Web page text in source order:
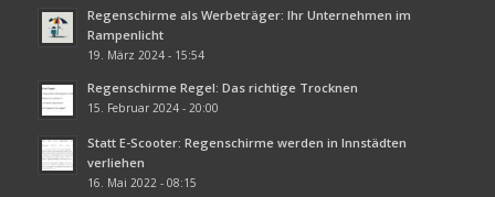
Regenschirme als Werbeträger: Ihr Unternehmen im
Rampenlicht
19. März 2024 - 15:54
Regenschirme Regel: Das richtige Trocknen
15. Februar 2024 - 20:00
Statt E-Scooter: Regenschirme werden in Innstädten
verliehen
16. Mai 2022 - 08:15